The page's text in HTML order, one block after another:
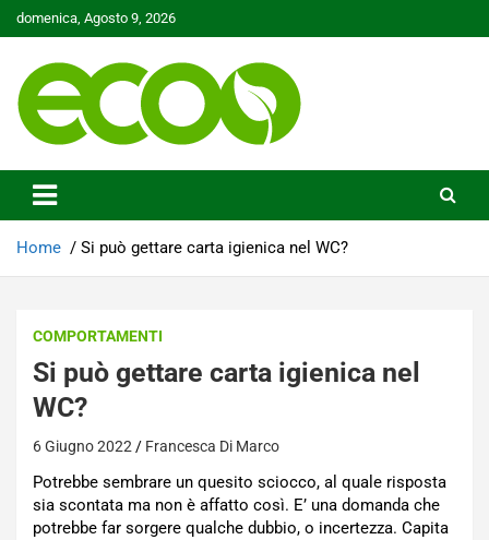
Skip
to
domenica, Agosto 9, 2026
Ecoo.it
Home Si può gettare carta igienica nel WC?
COMPORTAMENTI
Si può gettare carta igienica nel
WC?
6 Giugno 2022 Francesca Di Marco
Potrebbe sembrare un quesito sciocco, al quale risposta
sia scontata ma non è affatto così. E’ una domanda che
potrebbe far sorgere qualche dubbio, o incertezza. Capita